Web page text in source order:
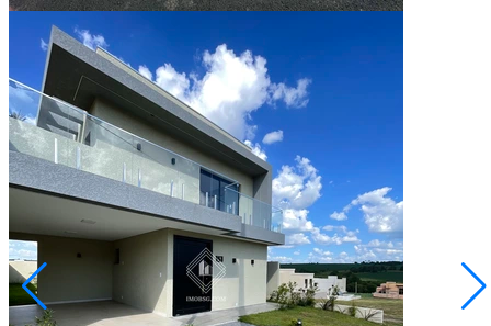
Jardim Carvalho
R$ 891.885,94